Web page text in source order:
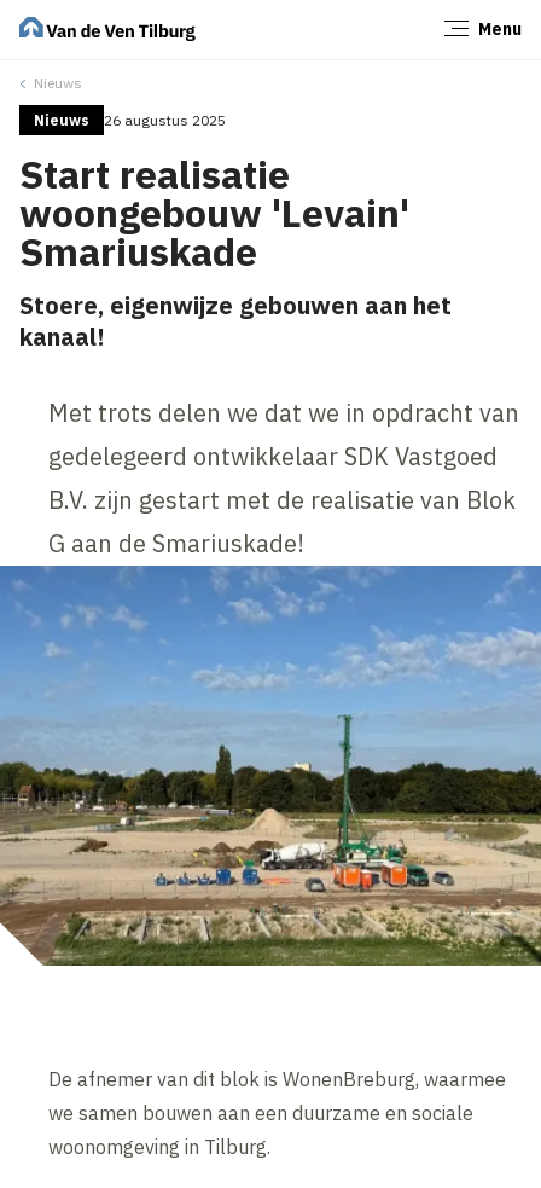
Menu
Nieuws
Nieuws 26 augustus 2025
Start realisatie
woongebouw 'Levain'
Smariuskade
Stoere, eigenwijze gebouwen aan het
kanaal!
Met trots delen we dat we in opdracht van
gedelegeerd ontwikkelaar SDK Vastgoed
B.V. zijn gestart met de realisatie van Blok
G aan de Smariuskade!
De afnemer van dit blok is WonenBreburg, waarmee
we samen bouwen aan een duurzame en sociale
woonomgeving in Tilburg.
Sluiten